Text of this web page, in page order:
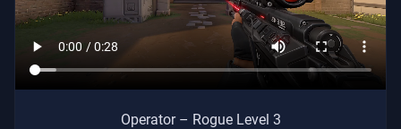
Operator – Rogue Level 3